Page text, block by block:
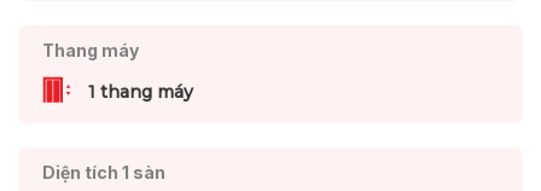
Thang máy
1 thang máy
Diện tích 1 sàn